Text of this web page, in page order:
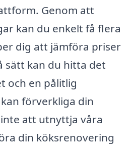
Genom att
kan du enkelt få flera
dig att jämföra priser
sätt kan du hitta det
och en pålitlig
förverkliga din
att utnyttja våra
din köksrenovering